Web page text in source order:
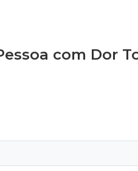
com Dor